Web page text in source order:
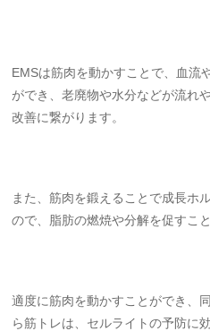
EMSは筋肉を動かすことで、血流
ができ、老廃物や水分などが流れ
改善に繋がります。
また、筋肉を鍛えることで成長ホ
ので、脂肪の燃焼や分解を促すこ
適度に筋肉を動かすことができ、
ら筋トレは、セルライトの予防に